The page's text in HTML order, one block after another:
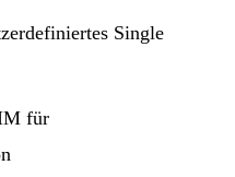
Single
für